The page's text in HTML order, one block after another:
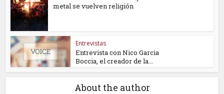
metal se vuelven religión
Entrevistas
Entrevista con Nico Garcia
Boccia, el creador de la...
About the author